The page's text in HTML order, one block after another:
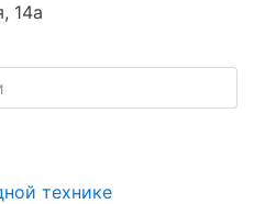
14а
технике